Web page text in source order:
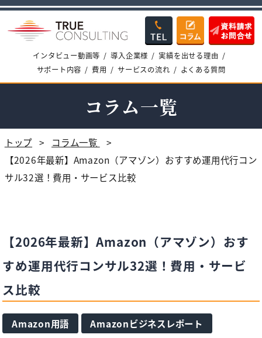
インタビュー動画等 導入企業様
実績を出せる理由
サポート内容
費用 サービスの流れ よくある質問
コラム一覧
トップ
コラム一覧
【2026年最新】Amazon（アマゾン）おすすめ運用代行コン
サル32選！費用・サービス比較
【2026年最新】Amazon（アマゾン）おす
すめ運用代行コンサル32選！費用・サービ
ス比較
Amazon用語
Amazonビジネスレポート